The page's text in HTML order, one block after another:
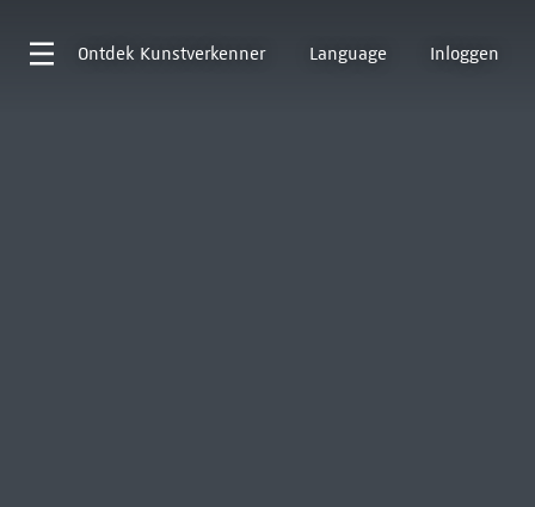
Ontdek Kunstverkenner Language Inloggen